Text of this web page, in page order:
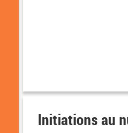
Initiations au